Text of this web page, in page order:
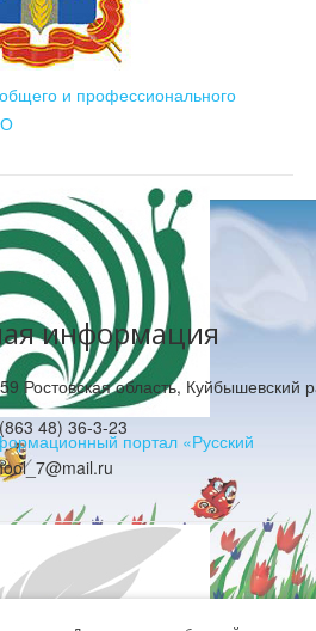
и профессионального
портал «Русский
информация
Ростовская область, Куйбышевский
48) 36-3-23